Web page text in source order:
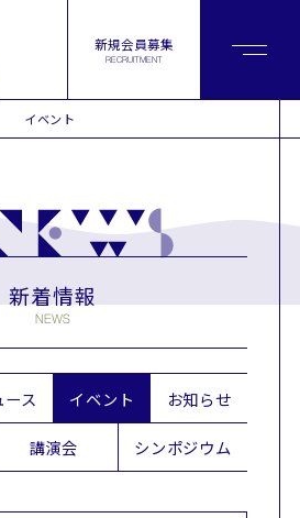
新規会員募集
RECRUITMENT
イベント
新着情報
NEWS
ース イベント お知らせ
講演会 シンポジウム